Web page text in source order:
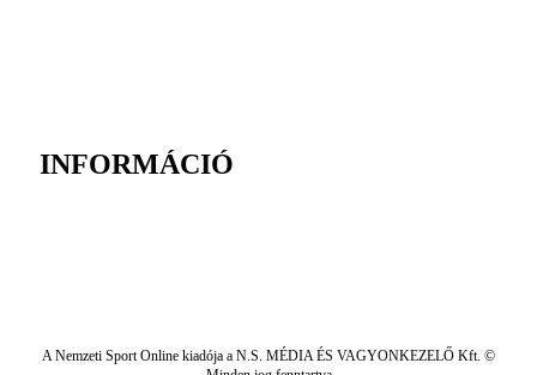
INFORMÁCIÓ
A Nemzeti Sport Online kiadója a N.S. MÉDIA ÉS VAGYONKEZELŐ Kft. ©